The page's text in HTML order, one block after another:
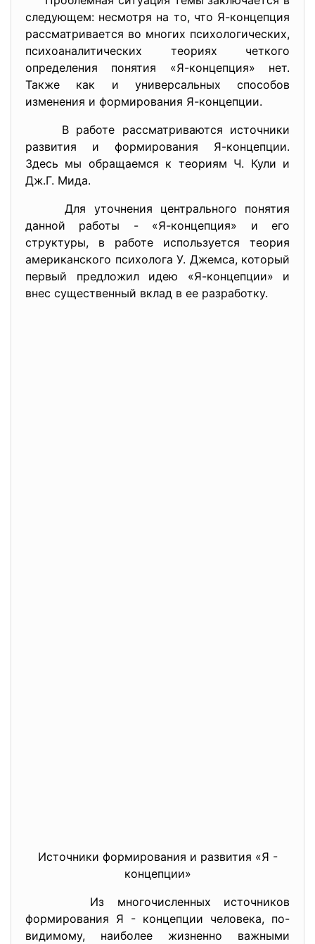
следующем: несмотря на то, что Я-концепция
рассматривается во многих психологических,
психоаналитических теориях четкого
определения понятия «Я-концепция» нет.
Также как и универсальных способов
изменения и формирования Я-концепции.
В работе рассматриваются источники
развития и формирования Я-концепции.
Здесь мы обращаемся к теориям Ч. Кули и
Дж.Г. Мида.
Для уточнения центрального понятия
данной работы - «Я-концепция» и его
структуры, в работе используется теория
американского психолога У. Джемса, который
первый предложил идею «Я-концепции» и
внес существенный вклад в ее разработку.
Источники формирования и развития «Я -
концепции»
Из многочисленных источников
формирования Я - концепции человека, по-
видимому, наиболее жизненно важными